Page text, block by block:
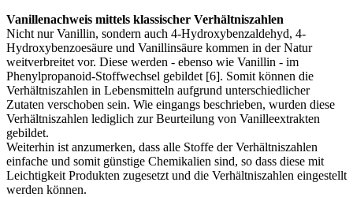
Vanillenachweis mittels klassischer Verhältniszahlen
Nicht nur Vanillin, sondern auch 4-Hydroxybenzaldehyd, 4-
Hydroxybenzoesäure und Vanillinsäure kommen in der Natur
weitverbreitet vor. Diese werden - ebenso wie Vanillin - im
Phenylpropanoid-Stoffwechsel gebildet [6]. Somit können die
Verhältniszahlen in Lebensmitteln aufgrund unterschiedlicher
Zutaten verschoben sein. Wie eingangs beschrieben, wurden diese
Verhältniszahlen lediglich zur Beurteilung von Vanilleextrakten
gebildet.
Weiterhin ist anzumerken, dass alle Stoffe der Verhältniszahlen
einfache und somit günstige Chemikalien sind, so dass diese mit
Leichtigkeit Produkten zugesetzt und die Verhältniszahlen eingestellt
werden können.